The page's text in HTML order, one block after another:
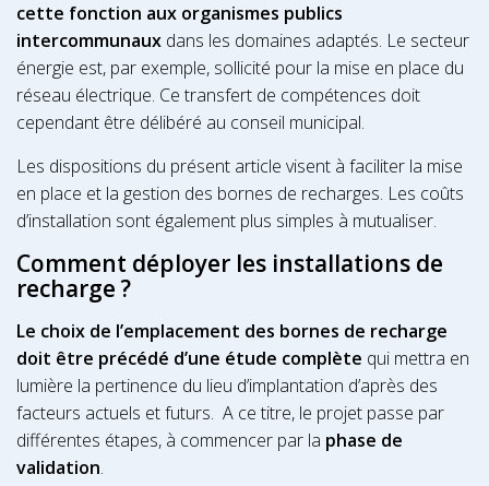
cette fonction aux organismes publics
intercommunaux dans les domaines adaptés. Le secteur
énergie est, par exemple, sollicité pour la mise en place du
réseau électrique. Ce transfert de compétences doit
cependant être délibéré au conseil municipal.
Les dispositions du présent article visent à faciliter la mise
en place et la gestion des bornes de recharges. Les coûts
d’installation sont également plus simples à mutualiser.
Comment déployer les installations de
recharge ?
Le choix de l’emplacement des bornes de recharge
doit être précédé d’une étude complète qui mettra en
lumière la pertinence du lieu d’implantation d’après des
facteurs actuels et futurs. A ce titre, le projet passe par
différentes étapes, à commencer par la phase de
validation.